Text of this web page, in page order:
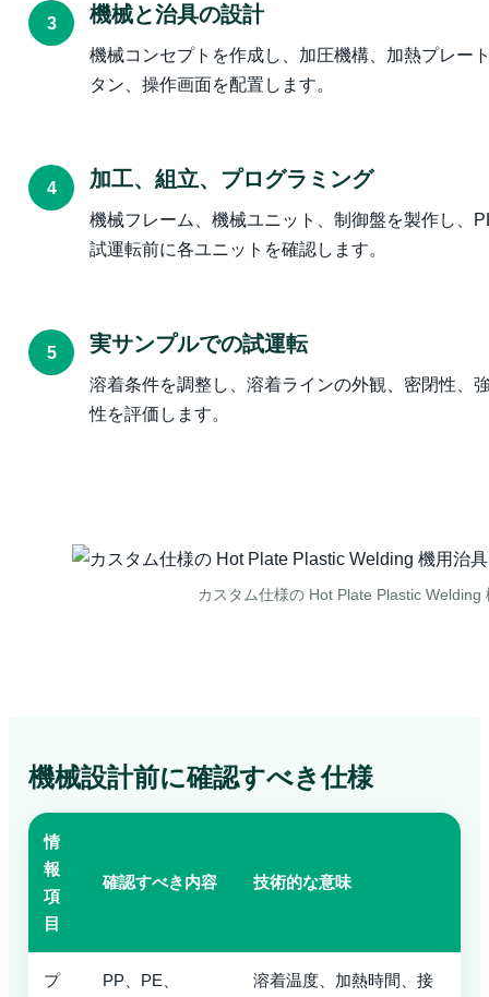
3 機械と治具の設計
機械コンセプトを作成し、加圧機構、加熱プレー
タン、操作画面を配置します。
4 加工、組立、プログラミング
機械フレーム、機械ユニット、制御盤を製作し、
試運転前に各ユニットを確認します。
5 実サンプルでの試運転
溶着条件を調整し、溶着ラインの外観、密閉性、
性を評価します。
カスタム仕様の Hot Plate Plastic Welding
機械設計前に確認すべき仕様
情
報
項
目
確認すべき内容 技術的な意味
プ
PP、PE、
溶着温度、加熱時間、接